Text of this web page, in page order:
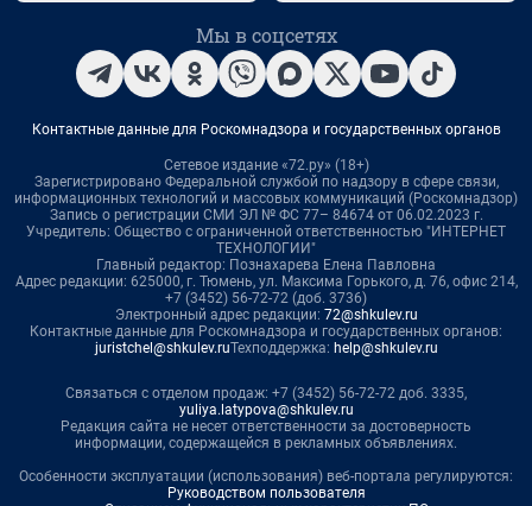
Мы в соцсетях
Контактные данные для Роскомнадзора и государственных органов
Сетевое издание «72.ру» (18+)
Зарегистрировано Федеральной службой по надзору в сфере связи,
информационных технологий и массовых коммуникаций (Роскомнадзор)
Запись о регистрации СМИ ЭЛ № ФС 77– 84674 от 06.02.2023 г.
Учредитель: Общество с ограниченной ответственностью "ИНТЕРНЕТ
ТЕХНОЛОГИИ"
Главный редактор: Познахарева Елена Павловна
Адрес редакции: 625000, г. Тюмень, ул. Максима Горького, д. 76, офис 214,
+7 (3452) 56-72-72 (доб. 3736)
Электронный адрес редакции: 72@shkulev.ru
Контактные данные для Роскомнадзора и государственных органов:
juristchel@shkulev.ruТехподдержка: help@shkulev.ru
Связаться с отделом продаж: +7 (3452) 56-72-72 доб. 3335,
yuliya.latypova@shkulev.ru
Редакция сайта не несет ответственности за достоверность
информации, содержащейся в рекламных объявлениях.
Особенности эксплуатации (использования) веб-портала регулируются:
Руководством пользователя